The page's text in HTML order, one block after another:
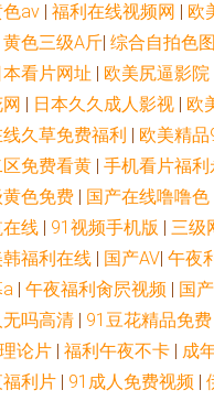
av | 福利在线视频网 | 欧
黄色三级A斤| 综合自拍色图
本看片网址 | 欧美尻逼影院
| 日本久久成人影视 | 欧
久草免费福利 | 欧美精
免费看黄 | 手机看片福利
色免费 | 国产在线噜噜色
线 | 91视频手机版 | 三级
韩福利在线 | 国产AV| 午夜
a | 午夜福利肏屄视频 | 国
无吗高清 | 91豆花精品免费
论片 | 福利午夜不卡 | 成
利片 | 91成人免费视频 |